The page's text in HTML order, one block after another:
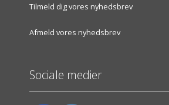
Tilmeld dig vores nyhedsbrev
Afmeld vores nyhedsbrev
Sociale medier